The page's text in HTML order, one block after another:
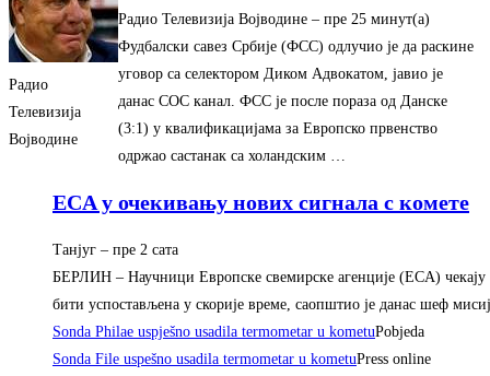
Радио
Телевизија
Војводине
Радио Телевизија Војводине – ‎пре 25 минут(а)‎
Фудбалски савез Србије (ФСС) одлучио је да раскине
уговор са селектором Диком Адвокатом, јавио је
данас СОС канал. ФСС је после пораза од Данске
(3:1) у квалификацијама за Европско првенство
одржао састанак са холандским …
EСA у очекивању нових сигнала с комете
Танјуг – ‎пре 2 сата‎
БEРЛИН – Научници Eвропске свемирске агенциjе (EСA) чекаjу
бити успостављена у скориjе време, саопштио jе данас шеф
Sonda Philae uspješno usadila termometar u kometuPobjeda
Sonda File uspešno usadila termometar u kometuPress online